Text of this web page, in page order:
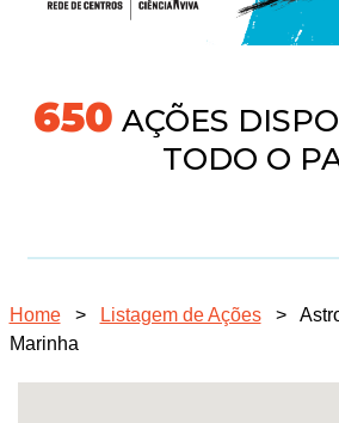
691AÇÕES
TODO O
Home > Listagem de Ações >
Marinha